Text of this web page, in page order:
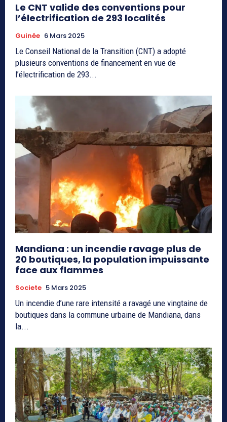
Le CNT valide des conventions pour
l’électrification de 293 localités
Guinée 6 Mars 2025
Le Conseil National de la Transition (CNT) a adopté
plusieurs conventions de financement en vue de
l’électrification de 293...
Mandiana : un incendie ravage plus de
20 boutiques, la population impuissante
face aux flammes
Societe 5 Mars 2025
Un incendie d’une rare intensité a ravagé une vingtaine de
boutiques dans la commune urbaine de Mandiana, dans
la...